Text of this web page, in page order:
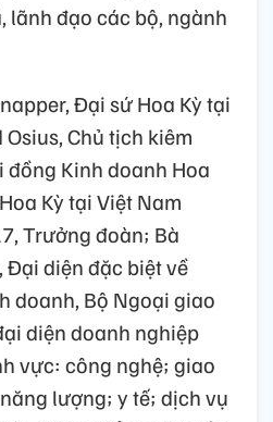
lãnh đạo các bộ, ngành
Đại sứ Hoa Kỳ tại
Chủ tịch kiêm
đồng Kinh doanh Hoa
Kỳ tại Việt Nam
Trưởng đoàn; Bà
diện đặc biệt về
doanh, Bộ Ngoại giao
diện doanh nghiệp
vực: công nghệ; giao
lượng; y tế; dịch vụ